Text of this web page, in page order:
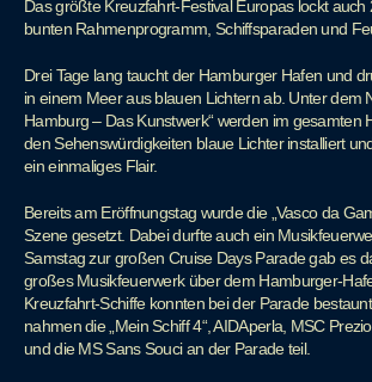
Das größte Kreuzfahrt-Festival Europas lockt auch
bunten Rahmenprogramm, Schiffsparaden und
Drei Tage lang taucht der Hamburger Hafen und
in einem Meer aus blauen Lichtern ab. Unter dem
Hamburg – Das Kunstwerk“ werden im gesamten
den Sehenswürdigkeiten blaue Lichter installiert
ein einmaliges Flair.
Bereits am Eröffnungstag wurde die „Vasco da
Szene gesetzt. Dabei durfte auch ein
Samstag zur großen Cruise Days Parade gab es
großes Musikfeuerwerk über dem Hamburger-
Kreuzfahrt-Schiffe konnten bei der Parade
nahmen die „Mein Schiff 4“, AIDAperla, MSC
und die MS Sans Souci an der Parade teil.